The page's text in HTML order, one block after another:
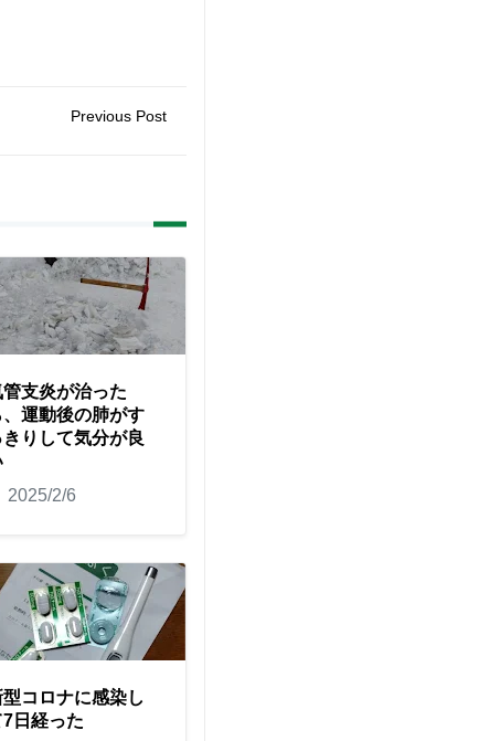
Previous Post
管支炎が治った
、運動後の肺がす
きりして気分が良
2025/2/6
型コロナに感染し
7日経った